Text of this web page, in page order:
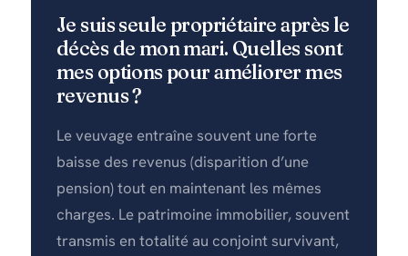
Je suis seule propriétaire après le
décès de mon mari. Quelles sont
mes options pour améliorer mes
revenus ?
Le veuvage entraîne souvent une forte
baisse des revenus (disparition d’une
pension) tout en maintenant les mêmes
charges. Le patrimoine immobilier, souvent
transmis en totalité au conjoint survivant,